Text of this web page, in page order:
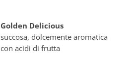
Golden Delicious
succosa, dolcemente aromatica
con acidi di frutta